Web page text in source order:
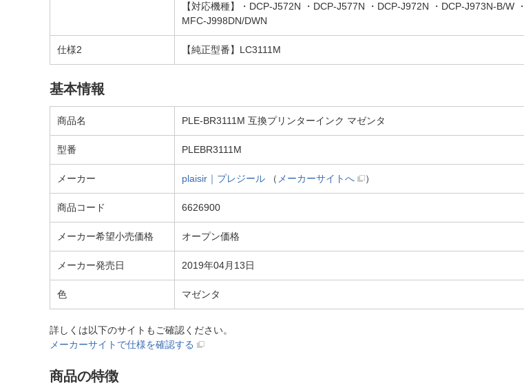
【対応機種】・DCP-J572N ・DCP-J577N ・DCP-J972N ・DCP-J973N-B/
MFC-J998DN/DWN
仕様2 【純正型番】LC3111M
基本情報
商品名 PLE-BR3111M 互換プリンターインク マゼンタ
型番 PLEBR3111M
メーカー plaisir｜プレジール （ メーカーサイトへ ）
商品コード 6626900
メーカー希望小売価格 オープン価格
メーカー発売日 2019年04月13日
色 マゼンタ
詳しくは以下のサイトもご確認ください。
メーカーサイトで仕様を確認する
商品の特徴